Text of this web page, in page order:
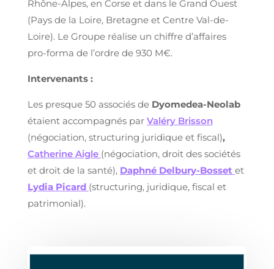
Rhône-Alpes, en Corse et dans le Grand Ouest
(Pays de la Loire, Bretagne et Centre Val-de-
Loire). Le Groupe réalise un chiffre d’affaires
pro-forma de l’ordre de 930 M€.
Intervenants :
Les presque 50 associés de Dyomedea-Neolab
étaient accompagnés par Valéry Brisson
(négociation, structuring juridique et fiscal),
Catherine Aigle (négociation, droit des sociétés
et droit de la santé), Daphné Delbury-Bosset et
Lydia Picard (structuring, juridique, fiscal et
patrimonial).